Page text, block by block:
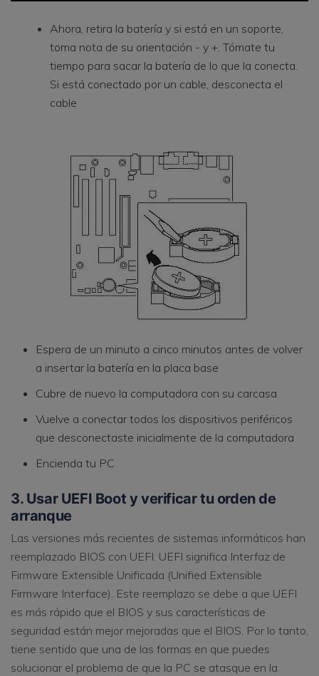
Ahora, retira la batería y si está en un soporte,
toma nota de su orientación - y +. Tómate tu
tiempo para sacar la batería de lo que la conecta.
Si está conectado por un cable, desconecta el
cable
Espera de un minuto a cinco minutos antes de volver
a insertar la batería en la placa base
Cubre de nuevo la computadora con su carcasa
Vuelve a conectar todos los dispositivos periféricos
que desconectaste inicialmente de la computadora
Encienda tu PC
3. Usar UEFI Boot y verificar tu orden de
arranque
Las versiones más recientes de sistemas informáticos han
reemplazado BIOS con UEFI. UEFI significa Interfaz de
Firmware Extensible Unificada (Unified Extensible
Firmware Interface). Este reemplazo se debe a que UEFI
es más rápido que el BIOS y sus características de
seguridad están mejor mejoradas que el BIOS. Por lo tanto,
tiene sentido que una de las formas en que puedes
solucionar el problema de que la PC se atasque en la